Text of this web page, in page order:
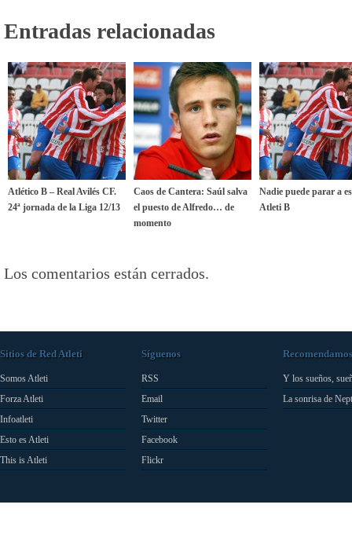
Entradas relacionadas
Atlético B – Real Avilés CF.
24ª jornada de la Liga 12/13
Caos de Cantera: Saúl salva
el puesto de Alfredo… de
momento
Nadie puede parar a
Atleti B
Los comentarios están cerrados.
Sitios de Red Atleti
Somos Atleti
Forza Atleti
Infoatleti
Esto es Atleti
This is Atleti
Síguenos
RSS
Email
Twitter
Facebook
Flickr
Recomendamos
Y los sueños,
La sonrisa de